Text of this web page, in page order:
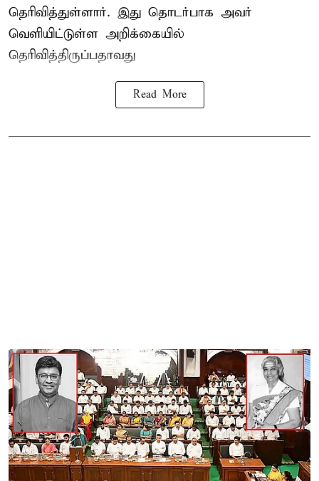
தெரிவித்துள்ளார். இது தொடர்பாக அவர்
வெளியிட்டுள்ள அறிக்கையில்
தெரிவித்திருப்பதாவது
Read More